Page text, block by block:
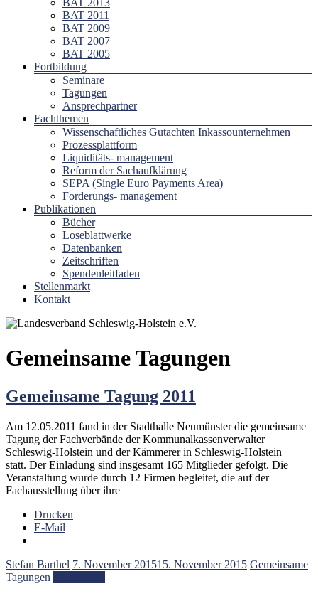
BAT 2011
BAT 2009
BAT 2007
BAT 2005
Fortbildung
Seminare
Tagungen
Ansprechpartner
Fachthemen
Wissenschaftliches Gutachten Inkassounternehmen
Prozessplattform
Liquiditäts- management
Reform der Sachaufklärung
SEPA (Single Euro Payments Area)
Forderungs- management
Publikationen
Bücher
Loseblattwerke
Datenbanken
Zeitschriften
Spendenleitfaden
Stellenmarkt
Kontakt
Gemeinsame Tagungen
Gemeinsame Tagung 2011
Am 12.05.2011 fand in der Stadthalle Neumünster die gemeinsame
Tagung der Fachverbände der Kommunalkassenverwalter
Schleswig-Holstein und der Kämmerer in Schleswig-Holstein
statt. Der Einladung sind insgesamt 165 Mitglieder gefolgt. Die
Veranstaltung wurde durch 12 Firmen begleitet, die auf der
Fachausstellung über ihre
Drucken
E-Mail
Stefan Barthel 7. November 201515. November 2015 Gemeinsame
Tagungen